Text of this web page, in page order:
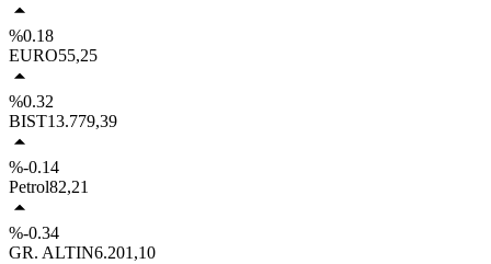
%0.18
EURO55,25
%0.32
BIST13.779,39
%-0.14
Petrol82,21
%-0.34
GR. ALTIN6.201,10